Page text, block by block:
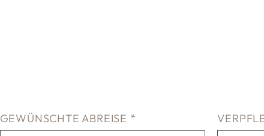
GEWÜNSCHTE ABREISE *